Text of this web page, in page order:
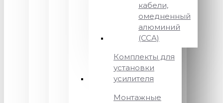
кабели,
омедненный
алюминий
(CCA)
Комплекты для
установки
усилителя
Монтажные